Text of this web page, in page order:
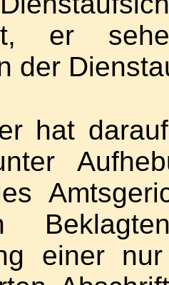
er
der
hat
einer